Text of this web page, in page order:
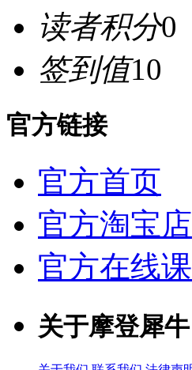
读者积分0
签到值10
官方链接
官方首页
官方淘宝店
官方在线
关于摩登犀牛